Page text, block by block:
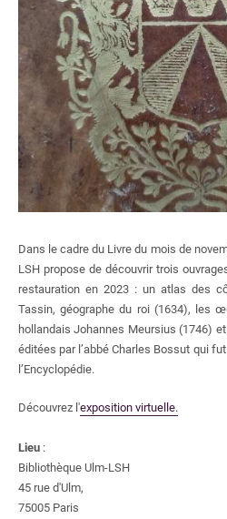
Bibliothèque de
Bibliothèque de
Ressources
S'inscrire, se
Nous
Dans le cadre du Livre du mois de
LSH propose de découvrir trois
restauration en 2023 : un atlas des
Tassin, géographe du roi (1634), les
hollandais Johannes Meursius (1746)
éditées par l’abbé Charles Bossut qui
l’Encyclopédie.
Découvrez l'exposition virtuelle.
Lieu :
Bibliothèque Ulm-LSH
45 rue d'Ulm,
75005 Paris